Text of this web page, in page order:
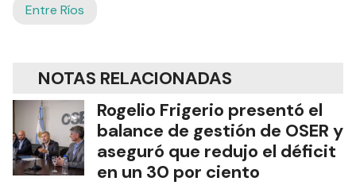
Entre Ríos
NOTAS RELACIONADAS
Rogelio Frigerio presentó el
balance de gestión de OSER y
aseguró que redujo el déficit
en un 30 por ciento